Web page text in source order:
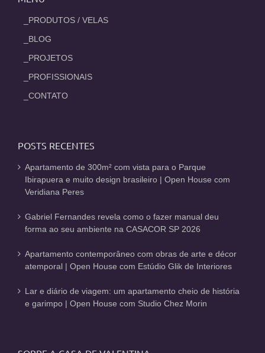
_PRODUTOS / VELAS
_BLOG
_PROJETOS
_PROFISSIONAIS
_CONTATO
POSTS RECENTES
Apartamento de 300m² com vista para o Parque
Ibirapuera e muito design brasileiro | Open House com
Veridiana Peres
Gabriel Fernandes revela como o fazer manual deu
forma ao seu ambiente na CASACOR SP 2026
Apartamento contemporâneo com obras de arte e décor
atemporal | Open House com Estúdio Glik de Interiores
Lar e diário de viagem: um apartamento cheio de história
e garimpo | Open House com Studio Chez Morin